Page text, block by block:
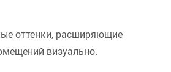
оттенки, расширяющие
визуально.